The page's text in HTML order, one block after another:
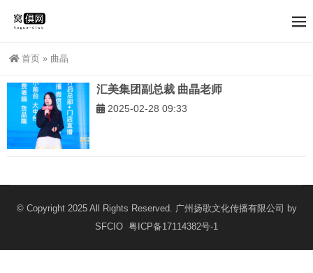
首页 » 曲晶
汇美集团副总裁 曲晶老师
2025-02-28 09:33
© Copyright 2025 All Rights Reserved. 广州扬歌文化传播有限公司 by
SFCIO 粤ICP备17114382号-1